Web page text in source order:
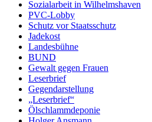
Sozialarbeit in Wilhelmshaven
PVC-Lobby
Schutz vor Staatsschutz
Jadekost
Landesbühne
BUND
Gewalt gegen Frauen
Leserbrief
Gegendarstellung
„Leserbrief“
Ölschlammdeponie